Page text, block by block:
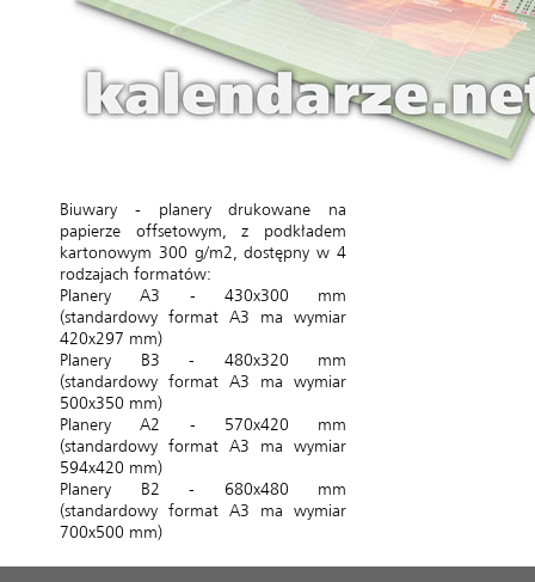
Biuwary - planery drukowane na
papierze offsetowym, z podkładem
kartonowym 300 g/m2, dostępny w 4
rodzajach formatów:
Planery A3 - 430x300 mm
(standardowy format A3 ma wymiar
420x297 mm)
Planery B3 - 480x320 mm
(standardowy format A3 ma wymiar
500x350 mm)
Planery A2 - 570x420 mm
(standardowy format A3 ma wymiar
594x420 mm)
Planery B2 - 680x480 mm
(standardowy format A3 ma wymiar
700x500 mm)